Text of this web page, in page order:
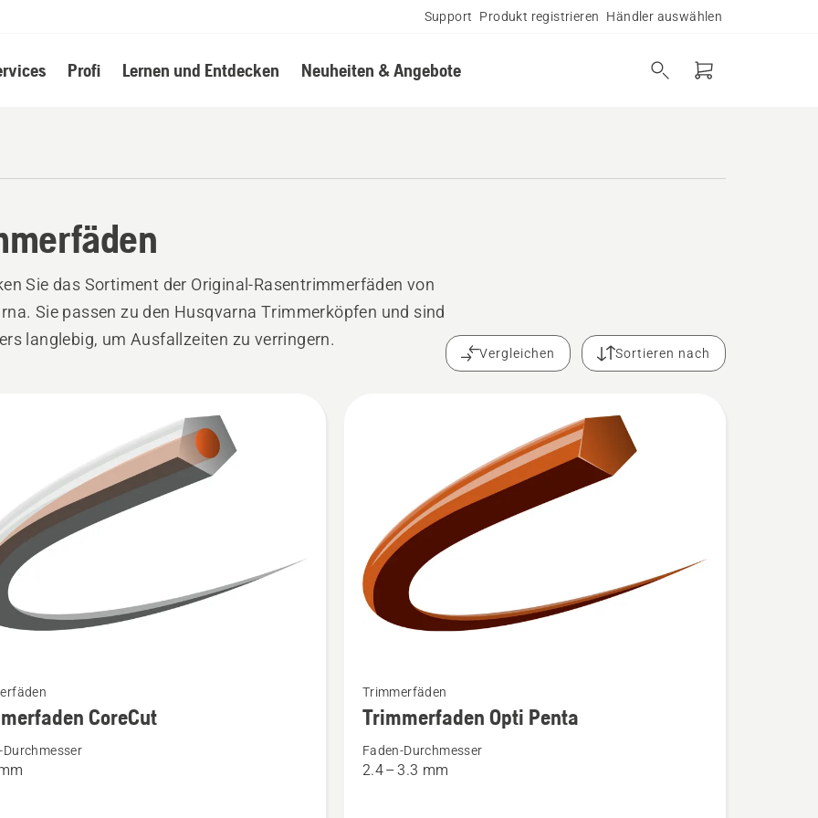
Support Produkt registrieren Händler auswählen
Profi Lernen und Entdecken Neuheiten & Angebote
Sie das Sortiment der Original-Rasentrimmerfäden von
Sie passen zu den Husqvarna Trimmerköpfen und sind
langlebig, um Ausfallzeiten zu verringern.
Vergleichen Sortieren nach
CoreCut
Durchmesser
Details
Trimmerfaden
Trimmerfäden
Trimmerfaden Opti Penta
Faden-Durchmesser
2.4 – 3.3 mm